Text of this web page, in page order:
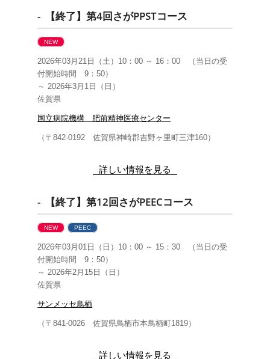
- 【終了】第4回さがPPSTコース
NEW
2026年03月21日（土）10：00 ～ 16：00 （当日の受
付開始時間 9：50）
～ 2026年3月1日（日）
佐賀県
国立病院機構 肥前精神医療センター
（〒842-0192 佐賀県神崎郡吉野ヶ里町三津160）
詳しい情報を見る
- 【終了】第12回さがPEECコース
NEW PEEC
2026年03月01日（日）10：00 ～ 15：30 （当日の受
付開始時間 9：50）
～ 2026年2月15日（日）
佐賀県
サンメッセ鳥栖
（〒841-0026 佐賀県鳥栖市本鳥栖町1819）
詳しい情報を見る